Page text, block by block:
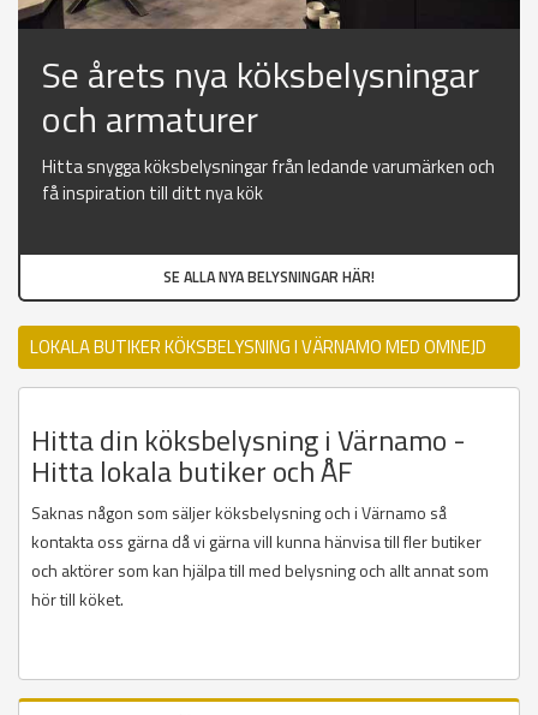
Se årets nya köksbelysningar
och armaturer
Hitta snygga köksbelysningar från ledande varumärken och
få inspiration till ditt nya kök
SE ALLA NYA BELYSNINGAR HÄR!
LOKALA BUTIKER KÖKSBELYSNING I VÄRNAMO MED OMNEJD
Hitta din köksbelysning i Värnamo -
Hitta lokala butiker och ÅF
Saknas någon som säljer köksbelysning och i Värnamo så
kontakta oss gärna då vi gärna vill kunna hänvisa till fler butiker
och aktörer som kan hjälpa till med belysning och allt annat som
hör till köket.